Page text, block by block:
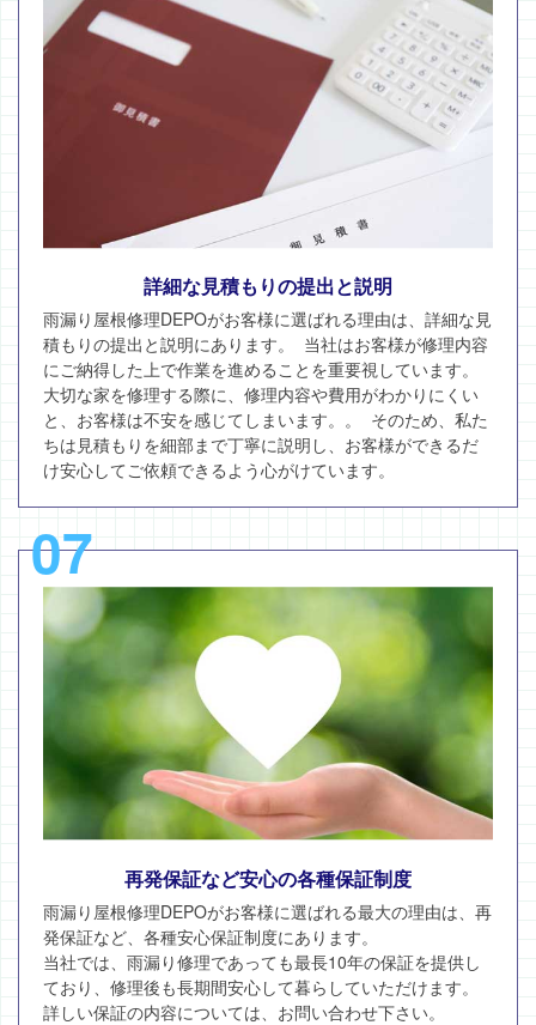
詳細な見積もりの提出と説明
雨漏り屋根修理DEPOがお客様に選ばれる理由は、詳細な見
積もりの提出と説明にあります。 当社はお客様が修理内容
にご納得した上で作業を進めることを重要視しています。
大切な家を修理する際に、修理内容や費用がわかりにくい
と、お客様は不安を感じてしまいます。。 そのため、私た
ちは見積もりを細部まで丁寧に説明し、お客様ができるだ
け安心してご依頼できるよう心がけています。
07
再発保証など安心の各種保証制度
雨漏り屋根修理DEPOがお客様に選ばれる最大の理由は、再
発保証など、各種安心保証制度にあります。
当社では、雨漏り修理であっても最長10年の保証を提供し
ており、修理後も長期間安心して暮らしていただけます。
詳しい保証の内容については、お問い合わせ下さい。